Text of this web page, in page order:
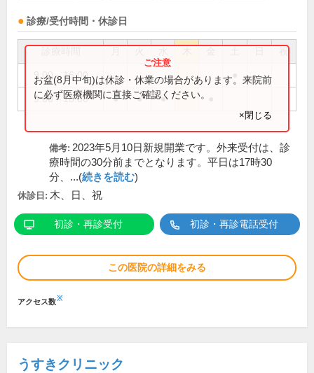
診療/受付時間・休診日
祝
9:00～16:00
9:00～18:00 ● ● ●
お盆(8月中旬)は休診・休業の場合があります。来院前
に必ず医療機関に直接ご確認ください。
×閉じる
備考: 2023年5月10日新規開業です。外来受付は、診
療時間の30分前までとなります。平日は17時30
分、...(続きを読む)
休診日: 木、日、祝
初診・再診受付 初診・再診電話受付
この医院の詳細をみる
アクセス数※
うすきクリニック